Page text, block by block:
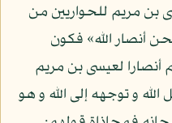
بن مريم للحواريين من
أنصار الله» فكون
أنصارا لعيسى بن مريم
و توجهه إلى الله و هو